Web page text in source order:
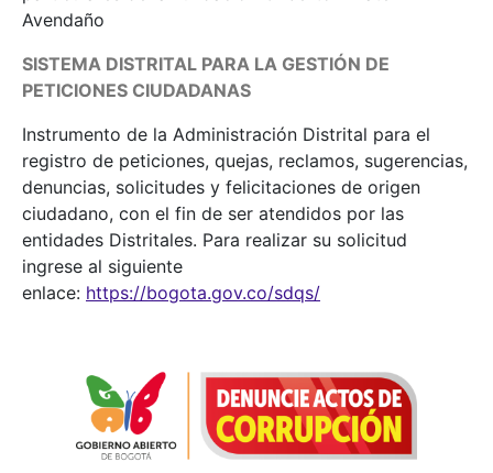
Avendaño
SISTEMA DISTRITAL PARA LA GESTIÓN DE
PETICIONES CIUDADANAS
Instrumento de la Administración Distrital para el
registro de peticiones, quejas, reclamos, sugerencias,
denuncias, solicitudes y felicitaciones de origen
ciudadano, con el fin de ser atendidos por las
entidades Distritales. Para realizar su solicitud
ingrese al siguiente
enlace: https://bogota.gov.co/sdqs/